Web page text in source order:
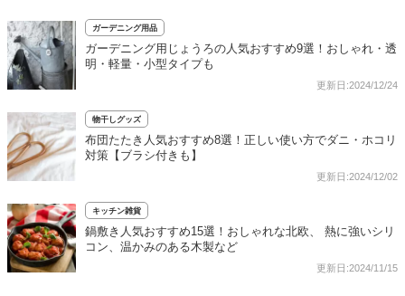
ガーデニング用品
ガーデニング用じょうろの人気おすすめ9選！おしゃれ・透
明・軽量・小型タイプも
更新日:2024/12/24
物干しグッズ
布団たたき人気おすすめ8選！正しい使い方でダニ・ホコリ
対策【ブラシ付きも】
更新日:2024/12/02
キッチン雑貨
鍋敷き人気おすすめ15選！おしゃれな北欧、 熱に強いシリ
コン、温かみのある木製など
更新日:2024/11/15